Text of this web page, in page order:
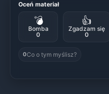
Oceń materiał
💣
Bomba
0
👍
Zgadzam się
0
0Co o tym myślisz?